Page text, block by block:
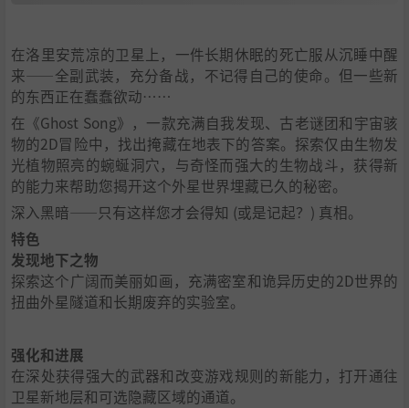
在洛里安荒凉的卫星上，一件长期休眠的死亡服从沉睡中醒
来——全副武装，充分备战，不记得自己的使命。但一些新
的东西正在蠢蠢欲动……
在《Ghost Song》，一款充满自我发现、古老谜团和宇宙骇
物的2D冒险中，找出掩藏在地表下的答案。探索仅由生物发
光植物照亮的蜿蜒洞穴，与奇怪而强大的生物战斗，获得新
的能力来帮助您揭开这个外星世界埋藏已久的秘密。
深入黑暗——只有这样您才会得知 (或是记起？) 真相。
特色
发现地下之物
探索这个广阔而美丽如画，充满密室和诡异历史的2D世界的
扭曲外星隧道和长期废弃的实验室。
强化和进展
在深处获得强大的武器和改变游戏规则的新能力，打开通往
卫星新地层和可选隐藏区域的通道。